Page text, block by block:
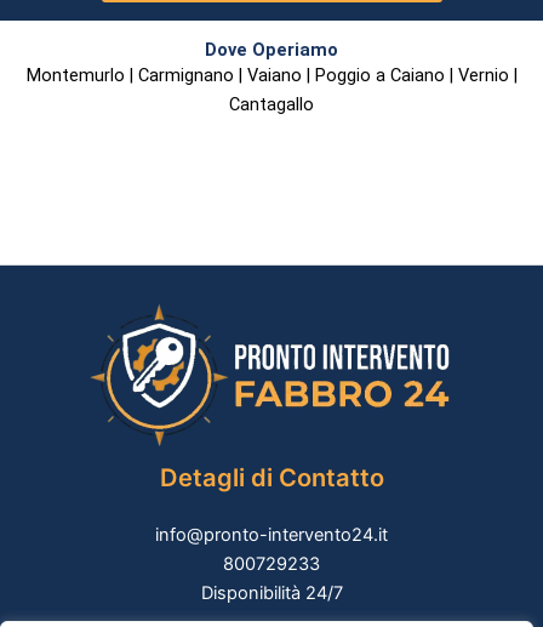
Dove Operiamo
Montemurlo | Carmignano | Vaiano | Poggio a Caiano | Vernio |
Cantagallo
Detagli di Contatto
info@pronto-intervento24.it
800729233
Disponibilità 24/7